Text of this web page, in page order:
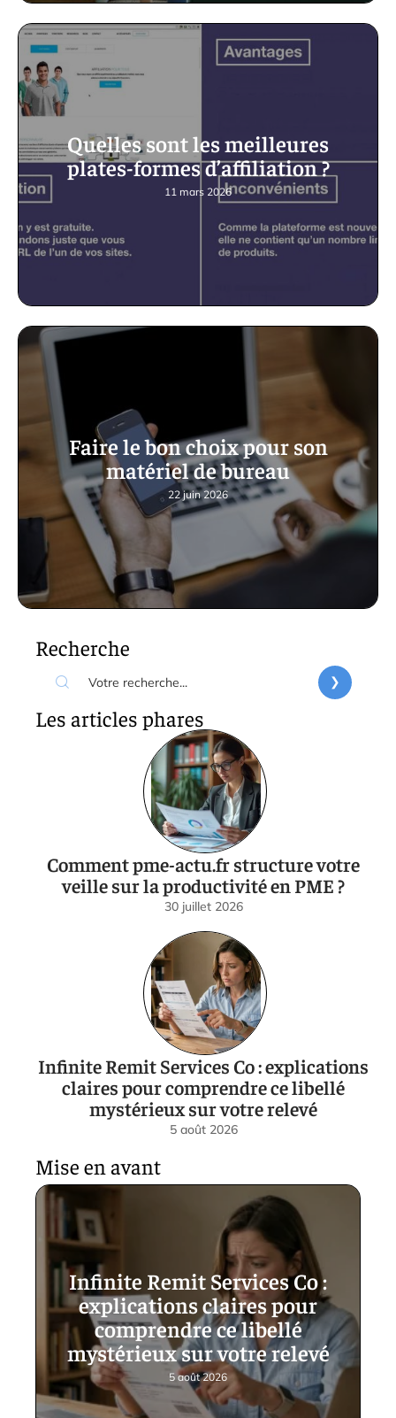
Quelles sont les meilleures
plates-formes d’affiliation ?
11 mars 2026
Faire le bon choix pour son
matériel de bureau
22 juin 2026
Recherche
Les articles phares
Comment pme-actu.fr structure votre
veille sur la productivité en PME ?
30 juillet 2026
Infinite Remit Services Co : explications
claires pour comprendre ce libellé
mystérieux sur votre relevé
5 août 2026
Mise en avant
Infinite Remit Services Co :
explications claires pour
comprendre ce libellé
mystérieux sur votre relevé
5 août 2026